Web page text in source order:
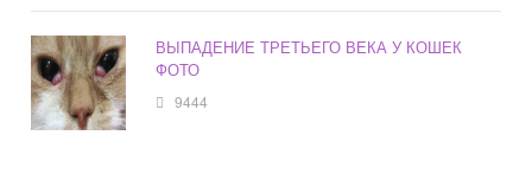
ВЫПАДЕНИЕ ТРЕТЬЕГО ВЕКА У КОШЕК
ФОТО
9444